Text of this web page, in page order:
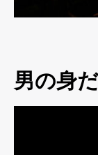
男の身